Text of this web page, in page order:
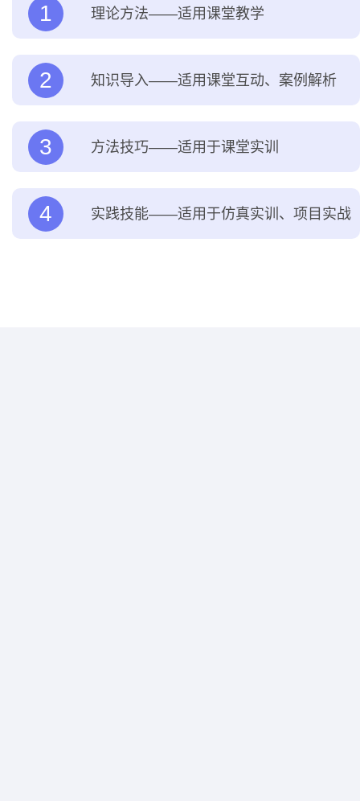
1 理论方法——适用课堂教学
2 知识导入——适用课堂互动、案例解析
3 方法技巧——适用于课堂实训
4 实践技能——适用于仿真实训、项目实战